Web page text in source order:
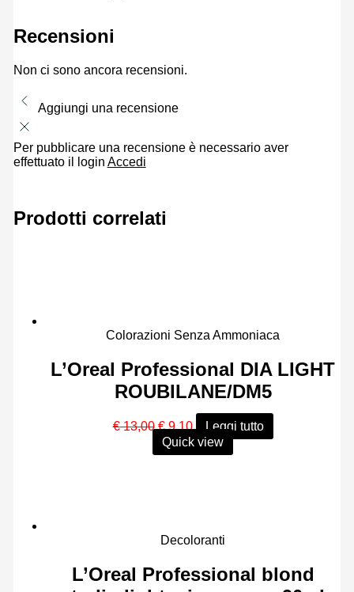
Recensioni
Non ci sono ancora recensioni.
Aggiungi una recensione
Per pubblicare una recensione è necessario aver
effettuato il login Accedi
Prodotti correlati
Colorazioni Senza Ammoniaca
L’Oreal Professional DIA LIGHT
ROUBILANE/DM5
€13,00 Il
prezzo
originale
€9,10Il
prezzo
attuale
Leggi tutto
Quick view
Decoloranti
L’Oreal Professional blond